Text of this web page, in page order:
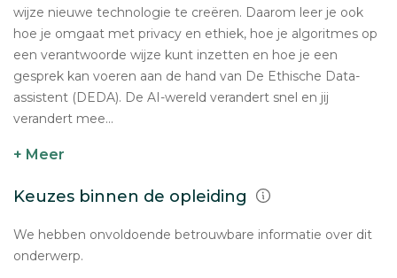
wijze nieuwe technologie te creëren. Daarom leer je ook
hoe je omgaat met privacy en ethiek, hoe je algoritmes op
een verantwoorde wijze kunt inzetten en hoe je een
gesprek kan voeren aan de hand van De Ethische Data-
assistent (DEDA). De AI-wereld verandert snel en jij
verandert mee...
+ Meer
Keuzes binnen de opleiding
We hebben onvoldoende betrouwbare informatie over dit
onderwerp.